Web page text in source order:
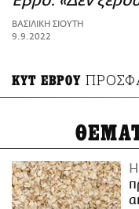
ΑΜΠΑ
PRINT
ΒΑΣΙΛΙΚΗ ΣΙΟΥΤΗ
9.9.2022
ΚΥΤ ΕΒΡΟΥ